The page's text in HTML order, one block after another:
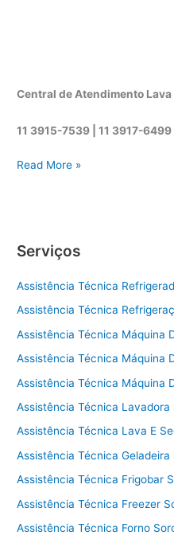
Central de Atendimento Lava
11 3915-7539 | 11 3917-
A
t
n
c
a
t
n
i
a
l
a
Read More »
Serviços
Assistência Técnica
Assistência Técnica
Assistência Técnica Máquina
Assistência Técnica Máquina
Assistência Técnica Máquina
Assistência Técnica Lavadora
Assistência Técnica Lava E
Assistência Técnica Geladeira
Assistência Técnica Frigobar
Assistência Técnica Freezer
Assistência Técnica Forno